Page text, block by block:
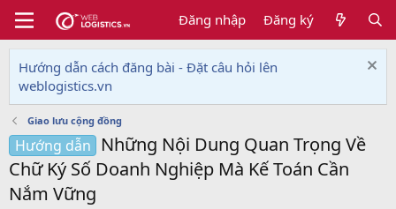
Đăng nhập Đăng ký
Hướng dẫn cách đăng bài - Đặt câu hỏi lên
weblogistics.vn
Giao lưu cộng đồng
Hướng dẫn
Những Nội Dung Quan Trọng Về
Chữ Ký Số Doanh Nghiệp Mà Kế Toán Cần
Nắm Vững